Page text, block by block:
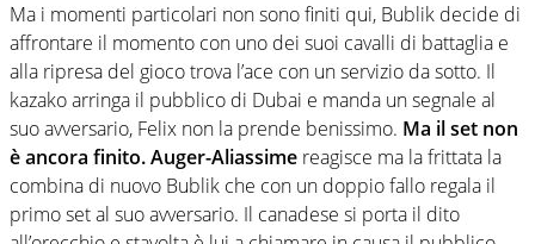
Ma i momenti particolari non sono finiti qui, Bublik decide di
affrontare il momento con uno dei suoi cavalli di battaglia e
alla ripresa del gioco trova l’ace con un servizio da sotto. Il
kazako arringa il pubblico di Dubai e manda un segnale al
suo avversario, Felix non la prende benissimo. Ma il set non
è ancora finito. Auger-Aliassime reagisce ma la frittata la
combina di nuovo Bublik che con un doppio fallo regala il
primo set al suo avversario. Il canadese si porta il dito